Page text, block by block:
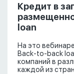
Кредит в
loan
На это
Back-to-back
компаний в
каждой из стран